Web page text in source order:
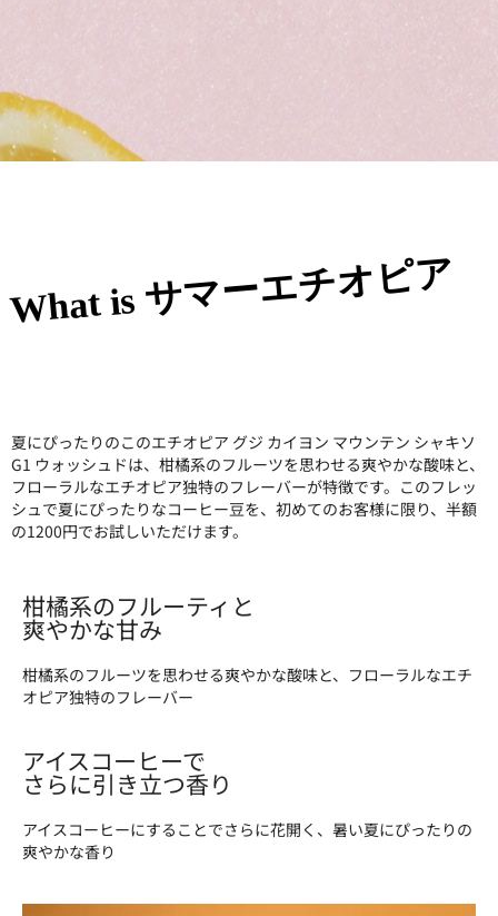
What is サマーエチオピア
夏にぴったりのこのエチオピア グジ カイヨン マウンテン シャキソ
G1 ウォッシュドは、柑橘系のフルーツを思わせる爽やかな酸味と、
フローラルなエチオピア独特のフレーバーが特徴です。このフレッ
シュで夏にぴったりなコーヒー豆を、初めてのお客様に限り、半額
の1200円でお試しいただけます。
柑橘系のフルーティと
爽やかな甘み
柑橘系のフルーツを思わせる爽やかな酸味と、 フローラルなエチ
オピア独特のフレーバー
アイスコーヒーで
さらに引き立つ香り
アイスコーヒーにすることでさらに花開く、 暑い夏にぴったりの
爽やかな香り